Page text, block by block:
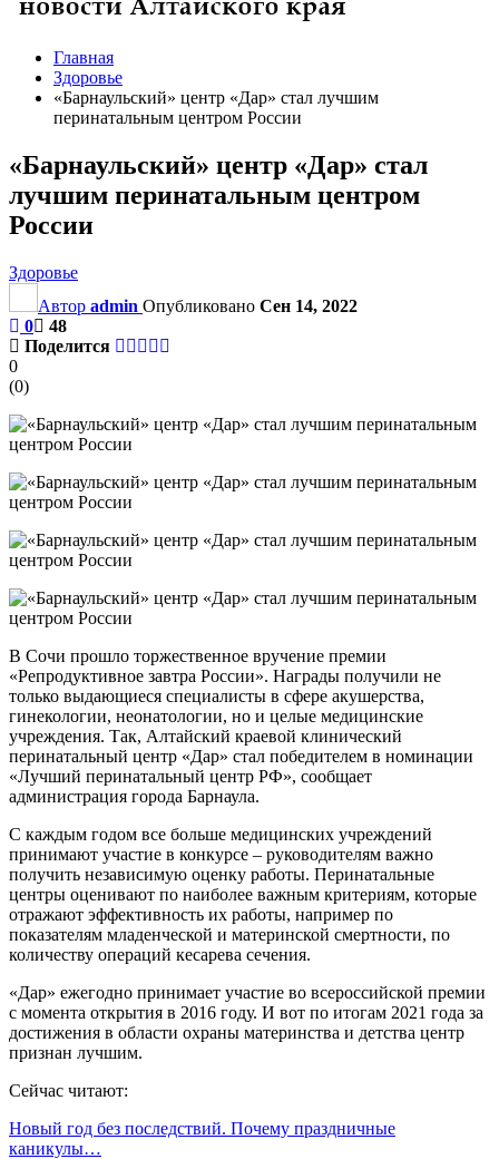
Главная
Здоровье
«Барнаульский» центр «Дар» стал лучшим
перинатальным центром России
«Барнаульский» центр «Дар» стал
лучшим перинатальным центром
России
Здоровье
Автор admin Опубликовано Сен 14, 2022
0
48
Поделится
0
(0)
В Сочи прошло торжественное вручение премии
«Репродуктивное завтра России». Награды получили не
только выдающиеся специалисты в сфере акушерства,
гинекологии, неонатологии, но и целые медицинские
учреждения. Так, Алтайский краевой клинический
перинатальный центр «Дар» стал победителем в номинации
«Лучший перинатальный центр РФ», сообщает
администрация города Барнаула.
С каждым годом все больше медицинских учреждений
принимают участие в конкурсе – руководителям важно
получить независимую оценку работы. Перинатальные
центры оценивают по наиболее важным критериям, которые
отражают эффективность их работы, например по
показателям младенческой и материнской смертности, по
количеству операций кесарева сечения.
«Дар» ежегодно принимает участие во всероссийской премии
с момента открытия в 2016 году. И вот по итогам 2021 года за
достижения в области охраны материнства и детства центр
признан лучшим.
Сейчас читают:
Новый год без последствий. Почему праздничные
каникулы…